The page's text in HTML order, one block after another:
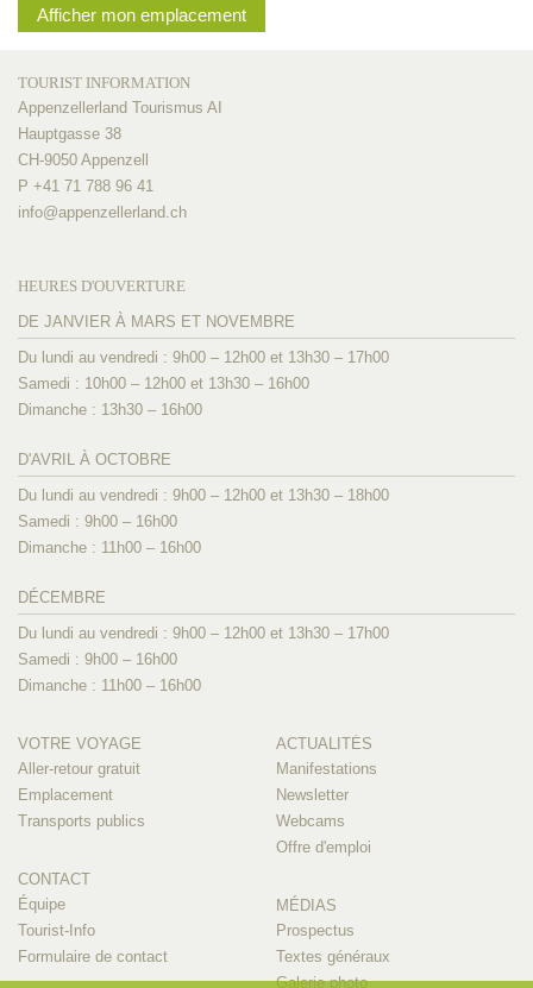
Afficher mon emplacement
TOURIST INFORMATION
Appenzellerland Tourismus AI
Hauptgasse 38
CH-9050 Appenzell
P +41 71 788 96 41
info@appenzellerland.ch
HEURES D'OUVERTURE
DE JANVIER À MARS ET NOVEMBRE
Du lundi au vendredi : 9h00 – 12h00 et 13h30 – 17h00
Samedi : 10h00 – 12h00 et 13h30 – 16h00
Dimanche : 13h30 – 16h00
D'AVRIL À OCTOBRE
Du lundi au vendredi : 9h00 – 12h00 et 13h30 – 18h00
Samedi : 9h00 – 16h00
Dimanche : 11h00 – 16h00
DÉCEMBRE
Du lundi au vendredi : 9h00 – 12h00 et 13h30 – 17h00
Samedi : 9h00 – 16h00
Dimanche : 11h00 – 16h00
VOTRE VOYAGE
Aller-retour gratuit
Emplacement
Transports publics
CONTACT
Équipe
Tourist-Info
Formulaire de contact
ACTUALITÉS
Manifestations
Newsletter
Webcams
Offre d'emploi
MÉDIAS
Prospectus
Textes généraux
Galerie photo